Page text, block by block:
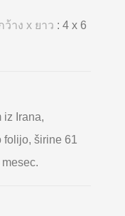
ว้าง x ยาว : 4 x 6
iz Irana,
folijo, širine 61